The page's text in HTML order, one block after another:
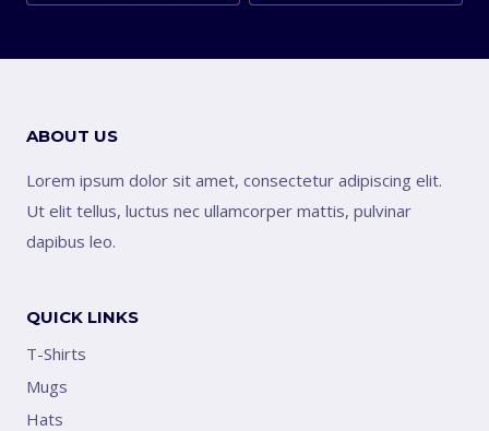
ABOUT US
Lorem ipsum dolor sit amet, consectetur adipiscing elit.
Ut elit tellus, luctus nec ullamcorper mattis, pulvinar
dapibus leo.
QUICK LINKS
T-Shirts
Mugs
Hats